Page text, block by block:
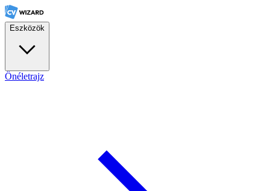
Eszközök
Önéletrajz